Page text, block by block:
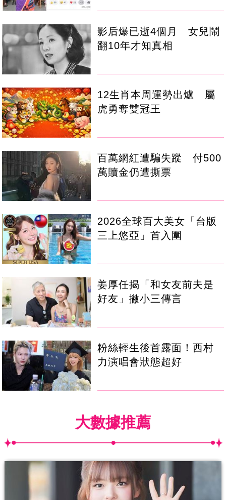
影后爆已逝4個月 女兒鬧
翻10年才知真相
12生肖本周運勢出爐 屬
虎勇奪雙冠王
百萬網紅遭騙失蹤 付500
萬贖金仍遭撕票
2026全球百大美女「台版
三上悠亞」首入圍
姜厚任揭「和女友前夫是
好友」撇小三傳言
粉絲輕生後首露面！西村
力演唱會狀態超好
大數據推薦